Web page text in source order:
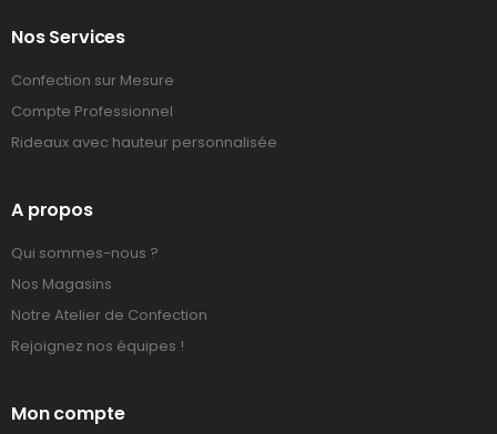
Nos Services
Confection sur Mesure
Compte Professionnel
Rideaux avec hauteur personnalisée
A propos
Qui sommes-nous ?
Nos Magasins
Notre Atelier de Confection
Rejoignez nos équipes !
Mon compte